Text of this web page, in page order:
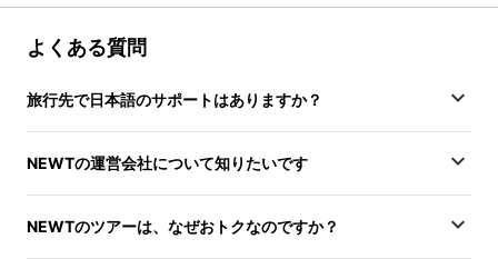
よくある質問
旅行先で日本語のサポートはありますか？
NEWTの運営会社について知りたいです
NEWTのツアーは、なぜおトクなのですか？